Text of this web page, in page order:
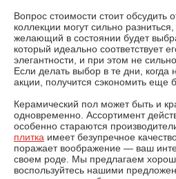
Вопрос стоимости стоит обсудить
коллекции могут сильно
желающий в состоянии будет
который идеально соответствует
элегантности, и при этом не
Если делать выбор в те дни, когда
акции, получится сэкономить еще
Керамический пол может быть и
одновременно. Ассортимент
особенно стараются
плитка имеет безупречное
поражает воображение — ваш
своем роде. Мы предлагаем
воспользуйтесь нашими